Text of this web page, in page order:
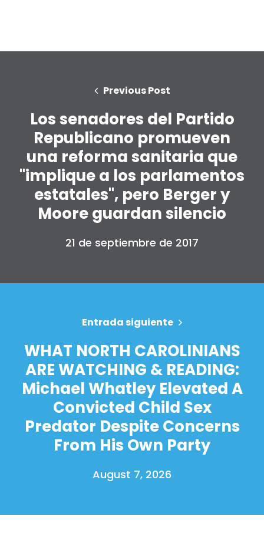
Previous Post
Los senadores del Partido
Republicano promueven
una reforma sanitaria que
"implique a los parlamentos
estatales", pero Berger y
Moore guardan silencio
21 de septiembre de 2017
Entrada siguiente
WHAT NORTH CAROLINIANS
ARE WATCHING & READING:
Michael Whatley Elevated A
Convicted Child Sex
Predator Despite Concerns
From His Own Party
August 7, 2026